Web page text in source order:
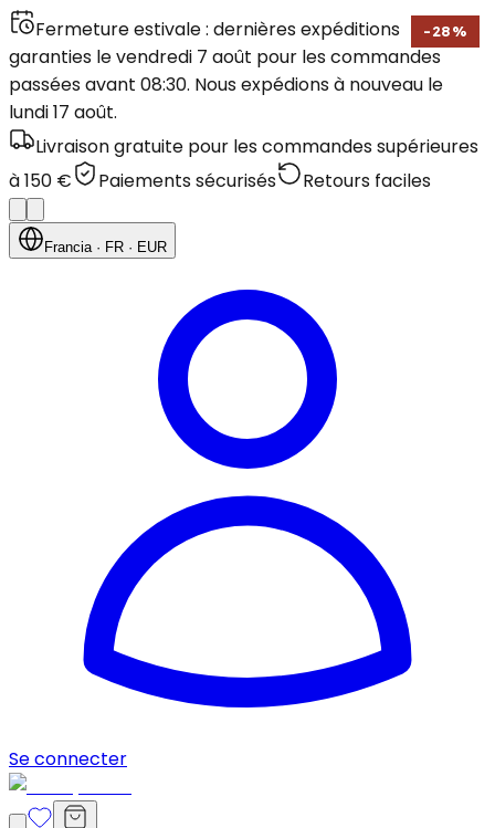
Fermeture estivale : dernières expéditions
garanties le vendredi 7 août pour les commandes
passées avant 08:30. Nous expédions à nouveau le
lundi 17 août.
Livraison gratuite pour les commandes supérieures
à 150 €
Paiements sécurisés Retours faciles
Francia· FR · EUR
Se connecter
- 28 %